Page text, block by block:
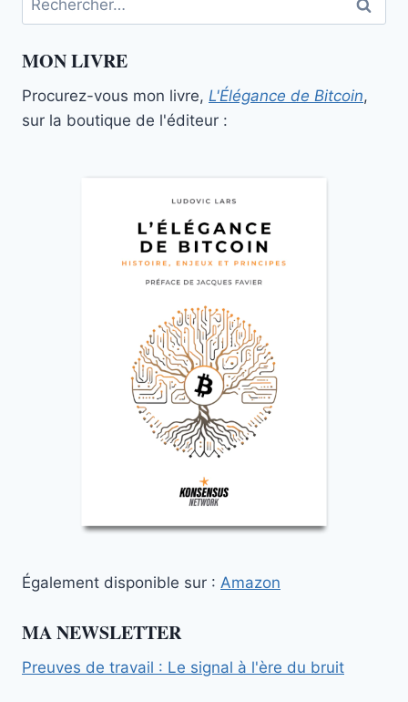
LE
MON LIVRE
Procurez-vous mon livre, L'Élégance de Bitcoin,
sur la boutique de l'éditeur :
Également disponible sur : Amazon
MA NEWSLETTER
Preuves de travail : Le signal à l'ère du bruit